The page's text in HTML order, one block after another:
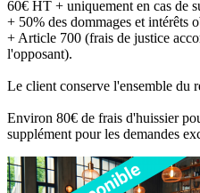
60€ HT + uniquement en cas de
+ 50% des dommages et intérêts
+ Article 700 (frais de justice
l'opposant).
Le client conserve l'ensemble du
Environ 80€ de frais d'huissier
supplément pour les demandes